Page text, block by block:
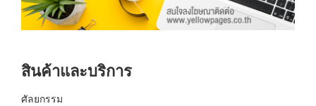
สินค้าและบริการ
ศัลยกรรม